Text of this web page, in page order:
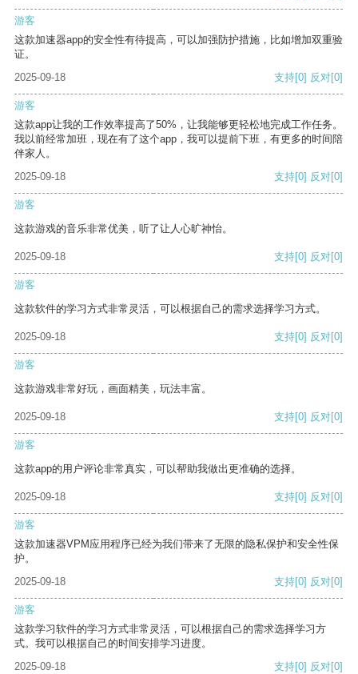
游客
这款加速器app的安全性有待提高，可以加强防护措施，比如增加双重验
证。
2025-09-18
支持[0] 反对[0]
游客
这款app让我的工作效率提高了50%，让我能够更轻松地完成工作任务。
我以前经常加班，现在有了这个app，我可以提前下班，有更多的时间陪
伴家人。
2025-09-18
支持[0] 反对[0]
游客
这款游戏的音乐非常优美，听了让人心旷神怡。
2025-09-18 支持[0] 反对[0]
游客
这款软件的学习方式非常灵活，可以根据自己的需求选择学习方式。
2025-09-18 支持[0] 反对[0]
游客
这款游戏非常好玩，画面精美，玩法丰富。
2025-09-18 支持[0] 反对[0]
游客
这款app的用户评论非常真实，可以帮助我做出更准确的选择。
2025-09-18 支持[0] 反对[0]
游客
这款加速器VPM应用程序已经为我们带来了无限的隐私保护和安全性保
护。
2025-09-18
支持[0] 反对[0]
游客
这款学习软件的学习方式非常灵活，可以根据自己的需求选择学习方
式。我可以根据自己的时间安排学习进度。
2025-09-18
支持[0] 反对[0]